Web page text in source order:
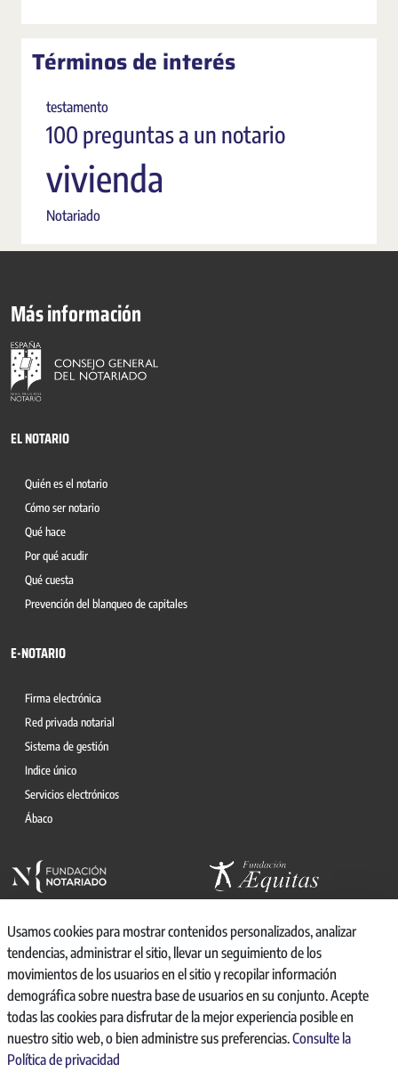
Términos de interés
testamento
100 preguntas a un notario
vivienda
Notariado
Más información
EL NOTARIO
Quién es el notario
Cómo ser notario
Qué hace
Por qué acudir
Qué cuesta
Prevención del blanqueo de capitales
E-NOTARIO
Firma electrónica
Red privada notarial
Sistema de gestión
Indice único
Servicios electrónicos
Ábaco
© 2026, CONSEJO GENERAL DEL NOTARIO
CANAL INTERNO DE INFORMACIÓN
REGISTRO DE ACTIVIDADES DE TRATAMIENTO
AVISO LEGAL
Usamos cookies para mostrar contenidos personalizados, analizar
tendencias, administrar el sitio, llevar un seguimiento de los
movimientos de los usuarios en el sitio y recopilar información
demográfica sobre nuestra base de usuarios en su conjunto. Acepte
todas las cookies para disfrutar de la mejor experiencia posible en
nuestro sitio web, o bien administre sus preferencias.Consulte la
Política de privacidad